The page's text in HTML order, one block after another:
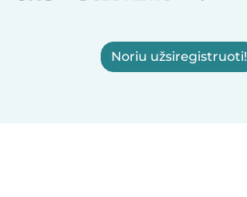
Noriu užsiregistruoti!